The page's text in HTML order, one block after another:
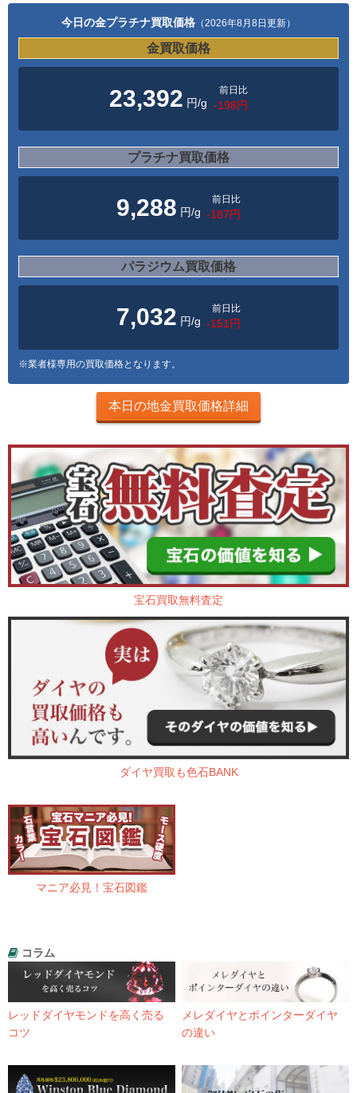
今日の金プラチナ買取価格 （2026年8月8日更新）
金買取価格
23,392 円/g
前日比
-198円
プラチナ買取価格
9,288 円/g
前日比
-187円
パラジウム買取価格
7,032 円/g
前日比
-151円
※業者様専用の買取価格となります。
本日の地金買取価格詳細
宝石買取無料査定
ダイヤ買取も色石BANK
マニア必見！宝石図鑑
コラム
レッドダイヤモンドを高く売る
コツ
メレダイヤとポインターダイヤ
の違い